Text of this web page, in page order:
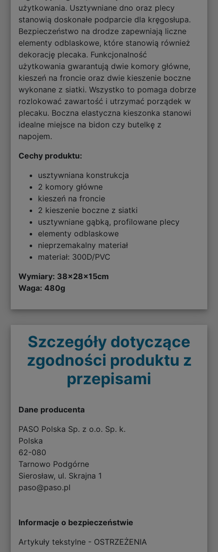
użytkowania. Usztywniane dno oraz plecy
stanowią doskonałe podparcie dla kręgosłupa.
Bezpieczeństwo na drodze zapewniają liczne
elementy odblaskowe, które stanowią również
dekorację plecaka. Funkcjonalność
użytkowania gwarantują dwie komory główne,
kieszeń na froncie oraz dwie kieszenie boczne
wykonane z siatki. Wszystko to pomaga dobrze
rozlokować zawartość i utrzymać porządek w
plecaku. Boczna elastyczna kieszonka stanowi
idealne miejsce na bidon czy butelkę z
napojem.
Cechy produktu:
usztywniana konstrukcja
2 komory główne
kieszeń na froncie
2 kieszenie boczne z siatki
usztywniane gąbką, profilowane plecy
elementy odblaskowe
nieprzemakalny materiał
materiał: 300D/PVC
Wymiary: 38x28x15cm
Waga: 480g
Szczegóły dotyczące
zgodności produktu z
przepisami
Dane producenta
PASO Polska Sp. z o.o. Sp. k.
Polska
62-080
Tarnowo Podgórne
Sierosław, ul. Skrajna 1
paso@paso.pl
Informacje o bezpieczeństwie
Artykuły tekstylne - OSTRZEŻENIA